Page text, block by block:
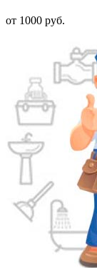
от 1000 руб.